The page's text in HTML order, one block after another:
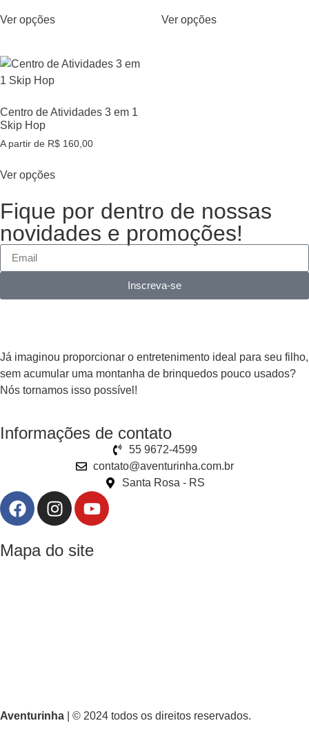
Ver opções Ver opções
Centro de Atividades 3 em 1
Skip Hop
A partir de R$ 160,00
Ver opções
Fique por dentro de nossas
novidades e promoções!
Inscreva-se
Já imaginou proporcionar o entretenimento ideal para seu filho,
sem acumular uma montanha de brinquedos pouco usados?
Nós tornamos isso possível!
Informações de contato
55 9672-4599
contato@aventurinha.com.br
Santa Rosa - RS
Mapa do site
Aventurinha | © 2024 todos os direitos reservados.